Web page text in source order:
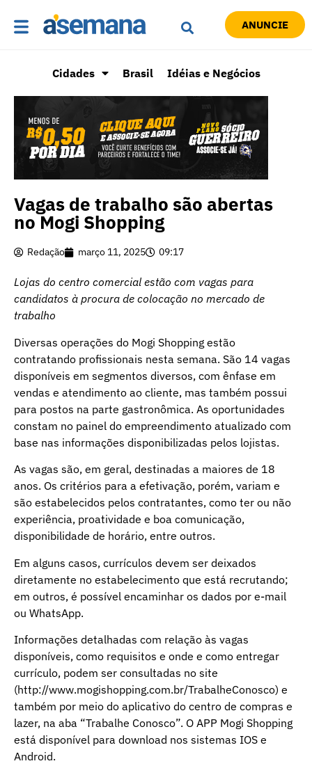
ANUNCIE
Cidades Brasil Idéias e Negócios
Vagas de trabalho são abertas
no Mogi Shopping
Redação março 11, 2025 09:17
Lojas do centro comercial estão com vagas para
candidatos à procura de colocação no mercado de
trabalho
Diversas operações do Mogi Shopping estão
contratando profissionais nesta semana. São 14 vagas
disponíveis em segmentos diversos, com ênfase em
vendas e atendimento ao cliente, mas também possui
para postos na parte gastronômica. As oportunidades
constam no painel do empreendimento atualizado com
base nas informações disponibilizadas pelos lojistas.
As vagas são, em geral, destinadas a maiores de 18
anos. Os critérios para a efetivação, porém, variam e
são estabelecidos pelos contratantes, como ter ou não
experiência, proatividade e boa comunicação,
disponibilidade de horário, entre outros.
Em alguns casos, currículos devem ser deixados
diretamente no estabelecimento que está recrutando;
em outros, é possível encaminhar os dados por e-mail
ou WhatsApp.
Informações detalhadas com relação às vagas
disponíveis, como requisitos e onde e como entregar
currículo, podem ser consultadas no site
(http://www.mogishopping.com.br/TrabalheConosco) e
também por meio do aplicativo do centro de compras e
lazer, na aba “Trabalhe Conosco”. O APP Mogi Shopping
está disponível para download nos sistemas IOS e
Android.